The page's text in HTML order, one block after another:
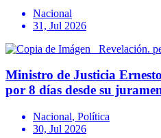
Nacional
31, Jul 2026
Ministro de Justicia
por 8 días desde su
Nacional, Política
30, Jul 2026